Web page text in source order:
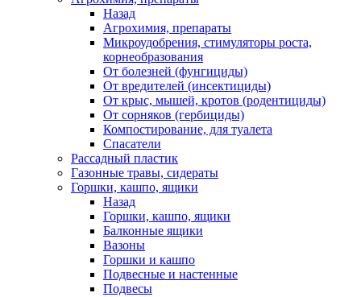
Назад
Агрохимия, препараты
Микроудобрения, стимуляторы роста,
корнеобразования
От болезней (фунгициды)
От вредителей (инсектициды)
От крыс, мышей, кротов (родентициды)
От сорняков (гербициды)
Компостирование, для туалета
Спасатели
Рассадный пластик
Газонные травы, сидераты
Горшки, кашпо, ящики
Назад
Горшки, кашпо, ящики
Балконные ящики
Вазоны
Горшки и кашпо
Подвесные и настенные
Подвесы